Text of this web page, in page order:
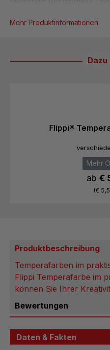
Mehr Produktinformationen
Flippi®
Mehr
ab €
(€
Produktbeschreibung
Temperafarben im
Flippi Temperafarbe im
können Sie Ihrer
Bewertungen
Daten & Fakten